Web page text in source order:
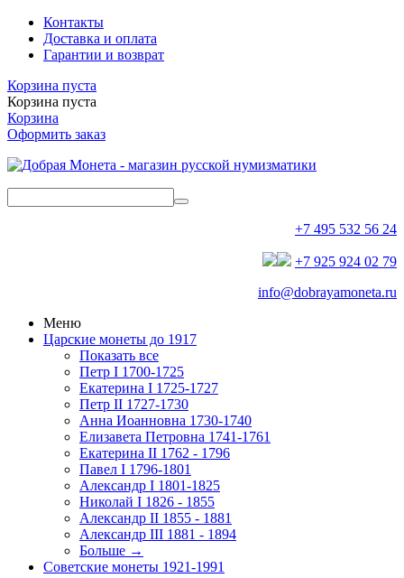
Контакты
Доставка и оплата
Гарантии и возврат
Корзина пуста
Корзина пуста
Корзина
Оформить заказ
+7 495 532 56 24
+7 925 924 02 79
info@dobrayamoneta.ru
Меню
Царские монеты до 1917
Показать все
Петр I 1700-1725
Екатерина I 1725-1727
Петр II 1727-1730
Анна Иоанновна 1730-1740
Елизавета Петровна 1741-1761
Екатерина II 1762 - 1796
Павел I 1796-1801
Александр I 1801-1825
Николай I 1826 - 1855
Александр II 1855 - 1881
Александр III 1881 - 1894
Больше →
Советские монеты 1921-1991